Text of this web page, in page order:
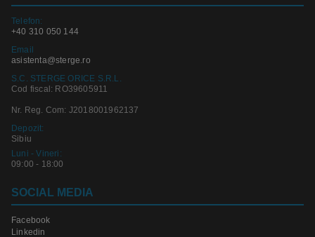
Telefon:
+40 310 050 144
Email
asistenta@sterge.ro
S.C. STERGE ORICE S.R.L.
Cod fiscal: RO39605911
Nr. Reg. Com: J2018001962137
Depozit:
Sibiu
Luni - Vineri:
09:00 - 18:00
SOCIAL MEDIA
Facebook
Linkedin